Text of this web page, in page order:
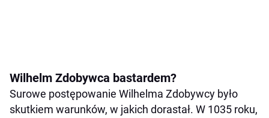
Wilhelm Zdobywca bastardem?
Surowe postępowanie Wilhelma Zdobywcy było
skutkiem warunków, w jakich dorastał. W 1035 roku,